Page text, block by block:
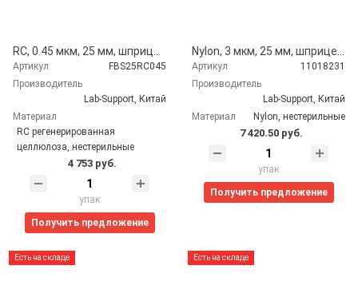
Артикул
FBS25RC045
Производитель
Lab-Support, Китай
Материал
RC регенерированная
целлюлоза, нестерильные
4 753 руб.
упак
Получить предложение
Артикул
11018231
Производитель
Lab-Support, Китай
Материал
Nylon, нестерильные
7 420.50 руб.
упак
Получить предложение
Есть на складе Есть на складе